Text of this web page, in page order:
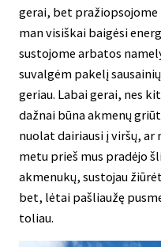
gerai, bet
man visiškai baigėsi
sustojome arbatos
suvalgėm pakelį
geriau. Labai gerai, nes
dažnai būna akmenų
nuolat dairiausi į viršų, ar
metu prieš mus pradėjo
akmenukų, sustojau
bet, lėtai pašliaužę
toliau.